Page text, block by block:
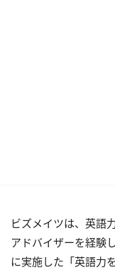
ビズメイツは、英語
アドバイザーを経験
に実施した「英語力